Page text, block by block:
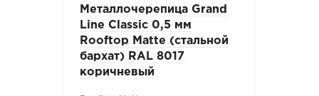
Металлочерепица Grand
Line Classic 0,5 мм
Rooftop Matte (стальной
бархат) RAL 8017
коричневый